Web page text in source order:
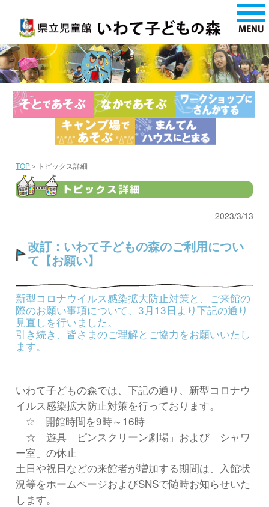
TOP＞トピックス詳細
2023/3/13
改訂：いわて子どもの森のご利用につい
て【お願い】
新型コロナウイルス感染拡大防止対策と、ご来館の
際のお願い事項について、3月13日より下記の通り
見直しを行いました。
引き続き、皆さまのご理解とご協力をお願いいたし
ます。
いわて子どもの森では、下記の通り、新型コロナウ
イルス感染拡大防止対策を行っております。
☆ 開館時間を9時～16時
☆ 遊具「ピンスクリーン劇場」および「シャワ
ー室」の休止
土日や祝日などの来館者が増加する期間は、入館状
況等をホームページおよびSNSで随時お知らせいた
します。